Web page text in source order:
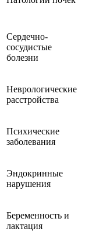
Сердечно-
сосудистые
болезни
Неврологические
расстройства
Психические
заболевания
Эндокринные
нарушения
Беременность и
лактация